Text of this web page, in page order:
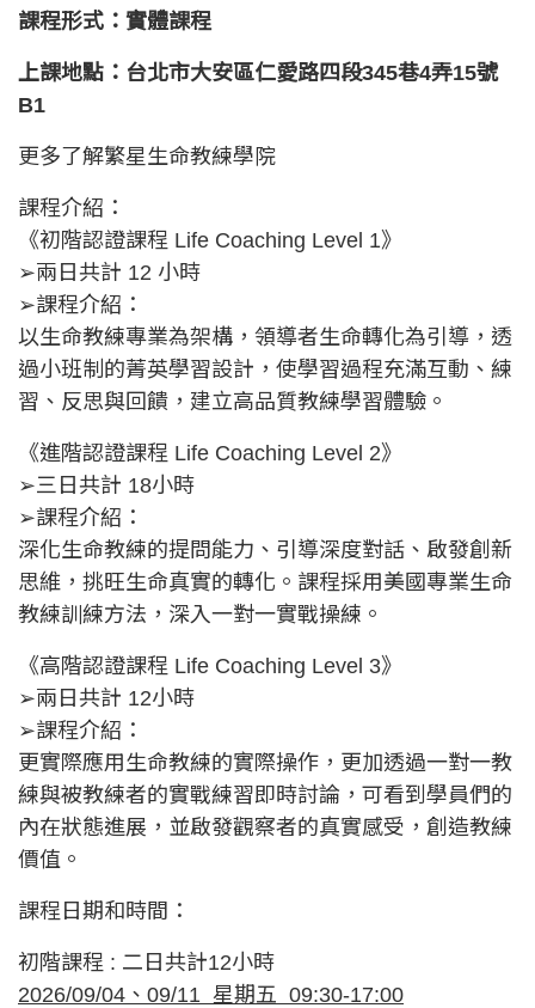
課程形式：實體課程
上課地點：台北市大安區仁愛路四段345巷4弄15號
B1
更多了解繁星生命教練學院
課程介紹：
《初階認證課程 Life Coaching Level 1》
➢兩日共計 12 小時
➢課程介紹：
以生命教練專業為架構，領導者生命轉化為引導，透
過小班制的菁英學習設計，使學習過程充滿互動、練
習、反思與回饋，建立高品質教練學習體驗。
《進階認證課程 Life Coaching Level 2》
➢三日共計 18小時
➢課程介紹：
深化生命教練的提問能力、引導深度對話、啟發創新
思維，挑旺生命真實的轉化。課程採用美國專業生命
教練訓練方法，深入一對一實戰操練。
《高階認證課程 Life Coaching Level 3》
➢兩日共計 12小時
➢課程介紹：
更實際應用生命教練的實際操作，更加透過一對一教
練與被教練者的實戰練習即時討論，可看到學員們的
內在狀態進展，並啟發觀察者的真實感受，創造教練
價值。
課程日期和時間：
初階課程 : 二日共計12小時
2026/09/04 、09/11 星期 五 09:30-17:00